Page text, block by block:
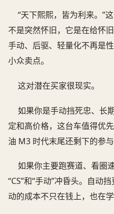
“天下熙熙，皆为利来。”
不是突然怀旧，它是在给怀
手动、后驱、轻量化不再是
小众卖点。
这对潜在买家很现实。
如果你是手动挡死忠、长
定和高价格，这台车值得优
油 M3 时代末尾还剩下的参与
如果你主要跑赛道、看圈
“CS”和“手动”冲昏头。自动
动的成本不只在钱上，也在